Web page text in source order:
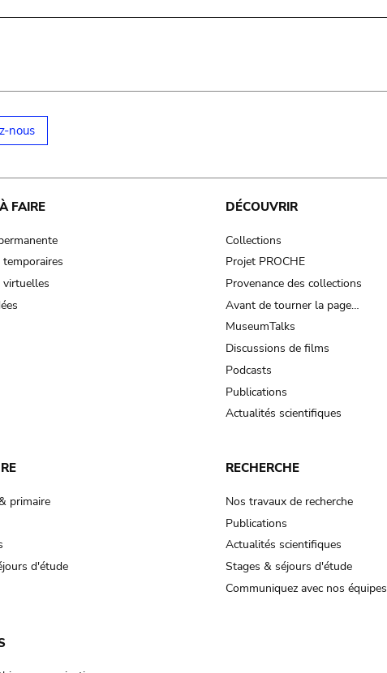
nous
FAIRE
virtuelles
DÉCOUVRIR
Collections
Projet PROCHE
Provenance des collections
Avant de tourner la page…
MuseumTalks
Discussions de films
Podcasts
Publications
Actualités scientifiques
primaire
d'étude
RECHERCHE
Nos travaux de recherche
Publications
Actualités scientifiques
Stages & séjours d'étude
Communiquez avec nos équipes